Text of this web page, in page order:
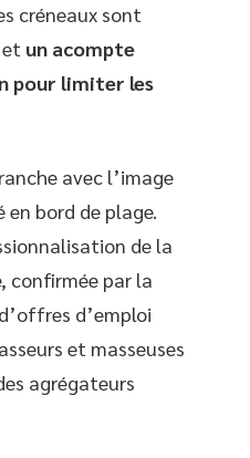
créneaux sont
un acompte
pour limiter les
avec l’image
en bord de plage.
de la
confirmée par la
d’emploi
et masseuses
agrégateurs